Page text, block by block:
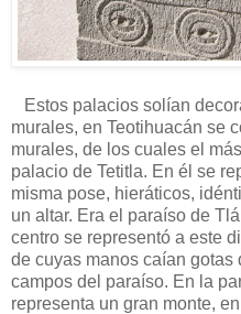
Estos palacios solían
murales, en Teotihuacán se
murales, de los cuales el
palacio de Tetitla. En él se
misma pose, hieráticos,
un altar. Era el paraíso de
centro se representó a este
de cuyas manos caían
campos del paraíso. En la
representa un gran monte,